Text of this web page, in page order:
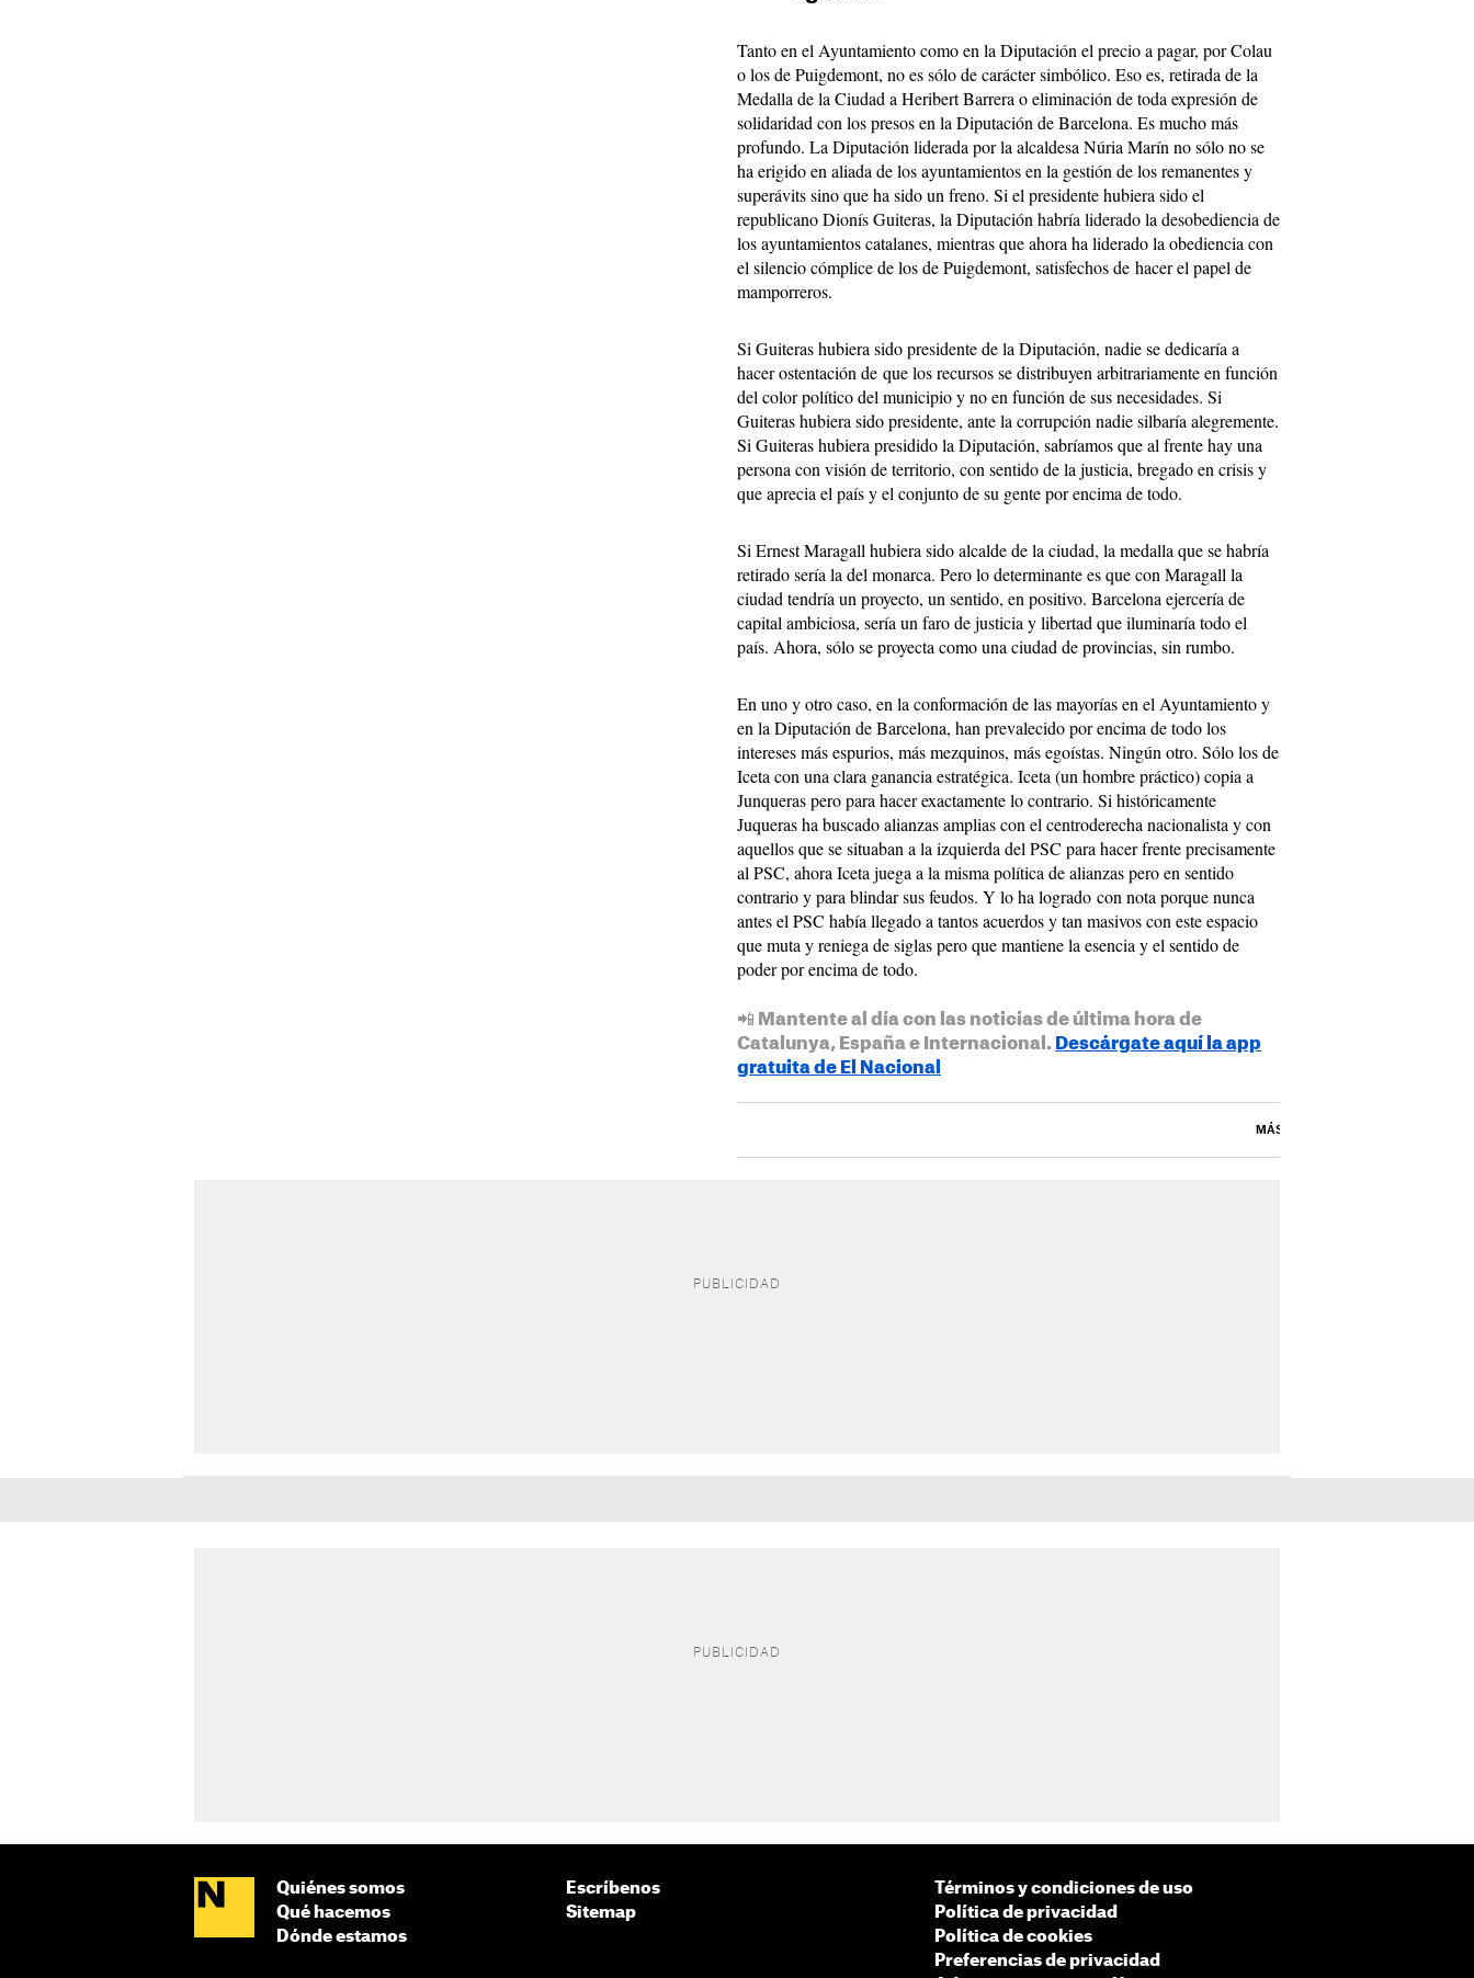
Tanto en el Ayuntamiento como en la Diputación el precio a pagar, por Colau
o los de Puigdemont, no es sólo de carácter simbólico. Eso es, retirada de la
Medalla de la Ciudad a Heribert Barrera o eliminación de toda expresión de
solidaridad con los presos en la Diputación de Barcelona. Es mucho más
profundo. La Diputación liderada por la alcaldesa Núria Marín no sólo no se
ha erigido en aliada de los ayuntamientos en la gestión de los remanentes y
superávits sino que ha sido un freno. Si el presidente hubiera sido el
republicano Dionís Guiteras, la Diputación habría liderado la desobediencia de
los ayuntamientos catalanes, mientras que ahora ha liderado la obediencia con
el silencio cómplice de los de Puigdemont, satisfechos de hacer el papel de
mamporreros.
Si Guiteras hubiera sido presidente de la Diputación, nadie se dedicaría a
hacer ostentación de que los recursos se distribuyen arbitrariamente en función
del color político del municipio y no en función de sus necesidades. Si
Guiteras hubiera sido presidente, ante la corrupción nadie silbaría alegremente.
Si Guiteras hubiera presidido la Diputación, sabríamos que al frente hay una
persona con visión de territorio, con sentido de la justicia, bregado en crisis y
que aprecia el país y el conjunto de su gente por encima de todo.
Si Ernest Maragall hubiera sido alcalde de la ciudad, la medalla que se habría
retirado sería la del monarca. Pero lo determinante es que con Maragall la
ciudad tendría un proyecto, un sentido, en positivo. Barcelona ejercería de
capital ambiciosa, sería un faro de justicia y libertad que iluminaría todo el
país. Ahora, sólo se proyecta como una ciudad de provincias, sin rumbo.
En uno y otro caso, en la conformación de las mayorías en el Ayuntamiento y
en la Diputación de Barcelona, han prevalecido por encima de todo los
intereses más espurios, más mezquinos, más egoístas. Ningún otro. Sólo los de
Iceta con una clara ganancia estratégica. Iceta (un hombre práctico) copia a
Junqueras pero para hacer exactamente lo contrario. Si históricamente
Juqueras ha buscado alianzas amplias con el centroderecha nacionalista y con
aquellos que se situaban a la izquierda del PSC para hacer frente precisamente
al PSC, ahora Iceta juega a la misma política de alianzas pero en sentido
contrario y para blindar sus feudos. Y lo ha logrado con nota porque nunca
antes el PSC había llegado a tantos acuerdos y tan masivos con este espacio
que muta y reniega de siglas pero que mantiene la esencia y el sentido de
poder por encima de todo.
📲 Mantente al día con las noticias de última hora de
Catalunya, España e Internacional. Descárgate aquí la app
gratuita de El Nacional
MÁS
Quiénes somos
Qué hacemos
Dónde estamos
Escríbenos
Sitemap
Términos y condiciones de uso
Política de privacidad
Política de cookies
Preferencias de privacidad